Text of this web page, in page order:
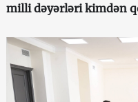
milli dəyərləri kimdən